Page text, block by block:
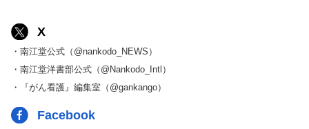
X
・南江堂公式（@nankodo_NEWS）
・南江堂洋書部公式（@Nankodo_Intl）
・『がん看護』編集室（@gankango）
Facebook